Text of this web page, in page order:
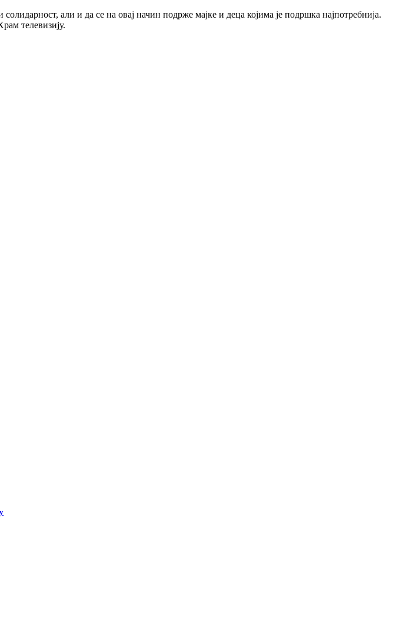
али и да се на овај начин подрже мајке и деца којима је подршка најпотребнија.
телевизију.